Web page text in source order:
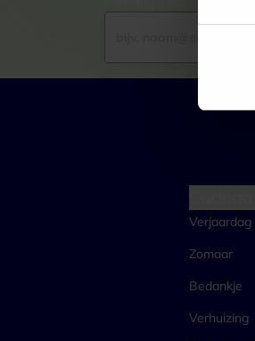
Verjaardag
Zomaar
Bedankje
Verhuizing